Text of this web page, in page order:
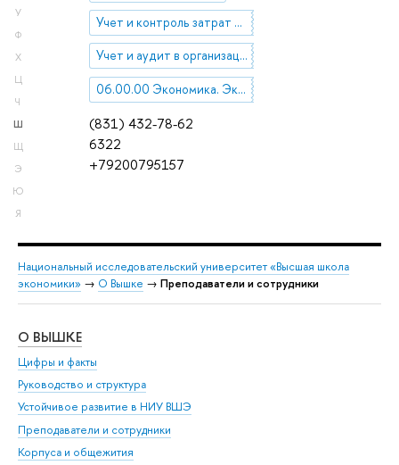
У
Ф
Х
Ц
Ч
Ш
Щ
Э
Ю
Я
(831) 432-78-62
6322
+79200795157
Учет и контроль затрат на производство продукции (работ, услуг)
Учет и аудит в организациях торговли
06.00.00 Экономика. Экономические науки
Национальный исследовательский университет «Высшая школа
экономики» → О Вышке → Преподаватели и сотрудники
О ВЫШКЕ
Цифры и факты
Руководство и структура
Устойчивое развитие в НИУ ВШЭ
Преподаватели и сотрудники
Корпуса и общежития